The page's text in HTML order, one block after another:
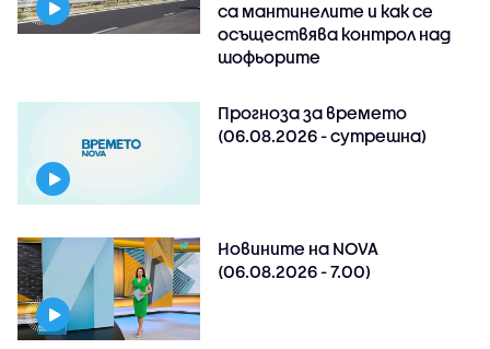
са мантинелите и как се
осъществява контрол над
шофьорите
Прогноза за времето
(06.08.2026 - сутрешна)
Новините на NOVA
(06.08.2026 - 7.00)